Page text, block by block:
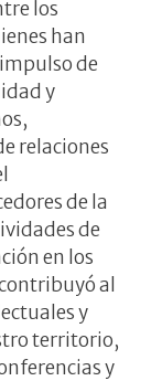
los
han
de
y
relaciones
de la
de
en los
al
y
territorio,
y